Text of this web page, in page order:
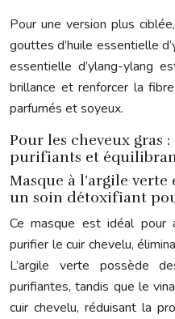
Pour une version plus
gouttes d’huile essentielle
essentielle d’ylang-ylang
brillance et renforcer la
parfumés et soyeux.
Pour les cheveux gras
purifiants et
Masque à l’argile
un soin détoxifiant
Ce masque est idéal pour
purifier le cuir chevelu,
L’argile verte possède
purifiantes, tandis que le
cuir chevelu, réduisant la